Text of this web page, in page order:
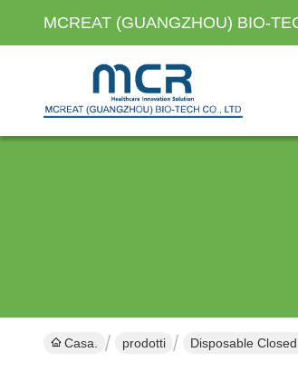
MCREAT (GUANGZHOU) BIO-
Casa. prodotti Disposable